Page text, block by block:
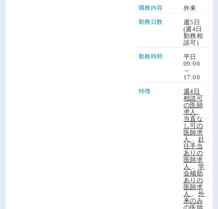
職務内容 外来
勤務日数
週5日
(週4日
勤務相
談可)
勤務時間
平日
09:00
～
17:00
特徴
週4日
相談可
の医師
求人
当直な
し可の
医師求
人
赴
任手当
ありの
医師求
人
、学
会補助
ありの
医師求
人
、外
来のみ
の医師